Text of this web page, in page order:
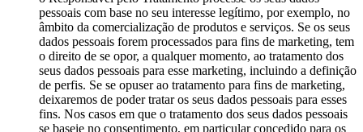
pessoais com base no seu interesse legítimo, por exemplo, no
âmbito da comercialização de produtos e serviços. Se os seus
dados pessoais forem processados para fins de marketing, tem
o direito de se opor, a qualquer momento, ao tratamento dos
seus dados pessoais para esse marketing, incluindo a definição
de perfis. Se se opuser ao tratamento para fins de marketing,
deixaremos de poder tratar os seus dados pessoais para esses
fins. Nos casos em que o tratamento dos seus dados pessoais
se baseie no consentimento, em particular concedido para os